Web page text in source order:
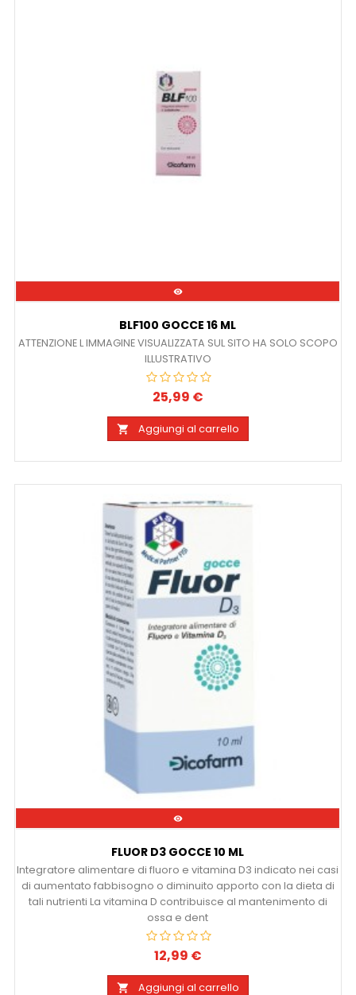

BLF100 GOCCE 16 ML
ATTENZIONE L IMMAGINE VISUALIZZATA SUL SITO HA SOLO SCOPO
ILLUSTRATIVO
Prezzo
25,99 €
 Aggiungi al carrello

FLUOR D3 GOCCE 10 ML
Integratore alimentare di fluoro e vitamina D3 indicato nei casi
di aumentato fabbisogno o diminuito apporto con la dieta di
tali nutrienti La vitamina D contribuisce al mantenimento di
ossa e dent
Prezzo
12,99 €
 Aggiungi al carrello